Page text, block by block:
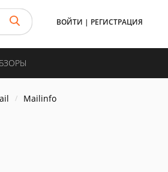
ВОЙТИ | РЕГИСТРАЦИЯ
Mailinfo